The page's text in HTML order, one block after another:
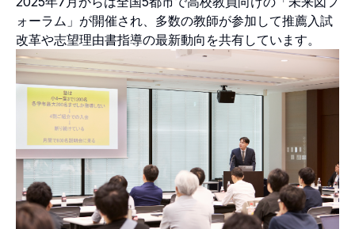
ォーラム」が開催され、多数の教師が参加して推薦入試
改革や志望理由書指導の最新動向を共有しています。